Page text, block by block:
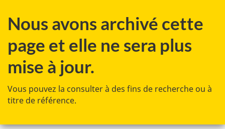
au
principal
à
Au
»
à
version
Nous avons archivé cette
page et elle ne sera plus
mise à jour.
Vous pouvez la consulter à des fins de recherche ou à
titre de référence.